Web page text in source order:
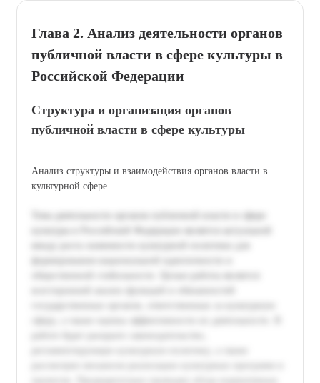
Глава 2. Анализ деятельности органов
публичной власти в сфере культуры в
Российской Федерации
Структура и организация органов
публичной власти в сфере культуры
Анализ структуры и взаимодействия органов власти в
культурной сфере.